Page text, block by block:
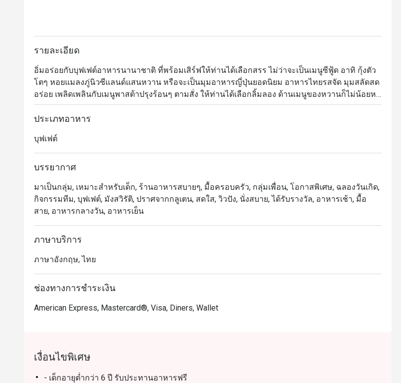
รายละเอียด
อิ่มอร่อยกับบุฟเฟต์อาหารนานาชาติ ที่พร้อมเสิร์ฟให้ท่านได้เลือกสรร ไม่ว่าจะเป็นเมนูซีฟู้ด อาทิ กุ้งตัว
โตๆ หอยแมลงภู่นิวซีแลนด์แสนหวาน หรือจะเป็นมุมอาหารญี่ปุ่นยอดนิยม อาหารไทยรสจัด มุมสลัดสด
อร่อย เพลิดเพลินกับเมนูพาสต้าปรุงร้อนๆ ตามสั่ง ให้ท่านได้เลือกลิ้มลอง ด้านเมนูของหวานก็ไม่น้อยห
น้า มีทั้งมาร์เบิ้ลเค้ก พานาค๊อตต้า ไอศกรีมโฮมเมด น้ำพุช็อคโกแลต และผลไม้สดไว้รอต้อนรับ
บรรยากาศของร้านอาหารเป็นแบบสบายๆ อยู่ใจกลางเมือง สะดวกในการเดินทาง
曼谷龙马酒店中庭自助餐厅独创的国际菜式,全新专业厨师团队现场给你现煮亚拉斯加大虾海贝类
等... 尤其是不能错过美味迷人的饭后甜品，例如大理石纹蛋糕，意大利奶油布丁，喷泉巧克力和泰
国时令水果，林林总总，应有尽有
七，八月份是泰国产蟹的时令季节，蟹肥酒香，每天晚上和週日brunch, 行政副总厨 Chef Francesco
亲自主理所有驰名泰国泥蟹，篮花蟹，生蚝和进口青口贝等海鲜，无论冻食或各种风味热炒都能令
你一试难忘... 不要忘记亲们和龙马酒店的约会哦
Atrium @ The Landmark Bangkok ให้บริการบุฟเฟ่ต์อาหารนานาชาติสุดหรู ตั้งอยู่ที่ชั้นล็อบบี้ของ
ครอบครัวและเด็ก บรรยากาศกว้างขวางและนั่งสบาย เหมาะกับทั้งมื้อครอบครัวและโอกาสพิเศษ
ไฮไลต์เมนูยอดนิยม ได้แก่ กุ้งแม่น้ำย่างสดใหม่ หอยนางรมคุณภาพดี กั้งเนื้อหวาน ซาชิมิชิ้นหนา เป็ด
ปักกิ่งหนังกรอบ และเนื้อแกะย่างระดับพรีเมียม
เป็นหนึ่งในร้านบุฟเฟ่ต์ที่คนรักอาหารไม่ควรพลาด Atrium โดดเด่นด้วยบริการยอดเยี่ยม บรรยากาศ
การจองผ่านแอปหรือเว็บไซต์ Eatigo คือวิธีที่ชาญฉลาดที่สุดในการรับประทานอาหาร เพียงเลือกช่วง
ประเภทอาหาร
บุฟเฟต์
บรรยากาศ
มาเป็นกลุ่ม, เหมาะสำหรับเด็ก, ร้านอาหารสบายๆ, มื้อครอบครัว, กลุ่มเพื่อน, โอกาสพิเศษ, ฉลองวันเกิด,
กิจกรรมทีม, บุฟเฟต์, มังสวิรัติ, ปราศจากกลูเตน, สดใส, วิวปัง, นั่งสบาย, ได้รับรางวัล, อาหารเช้า, มื้อ
สาย, อาหารกลางวัน, อาหารเย็น
ภาษาบริการ
ภาษาอังกฤษ, ไทย
ช่องทางการชำระเงิน
American Express, Mastercard®, Visa, Diners, Wallet
เงื่อนไขพิเศษ
- เด็กอายุต่ำกว่า 6 ปี รับประทานอาหารฟรี